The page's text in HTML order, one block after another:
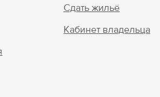
Сдать жильё
Кабинет владельца